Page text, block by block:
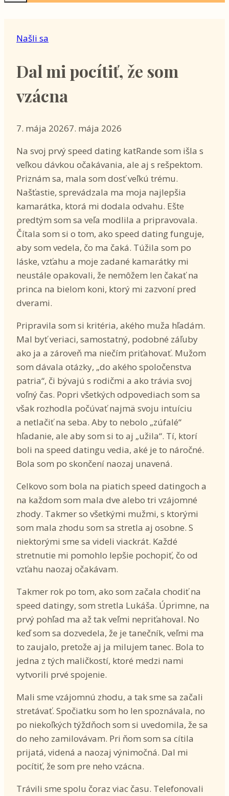
Našli sa
Dal mi pocítiť, že som
vzácna
7. mája 20267. mája 2026
Na svoj prvý speed dating katRande som išla s
veľkou dávkou očakávania, ale aj s rešpektom.
Priznám sa, mala som dosť veľkú trému.
Našťastie, sprevádzala ma moja najlepšia
kamarátka, ktorá mi dodala odvahu. Ešte
predtým som sa veľa modlila a pripravovala.
Čítala som si o tom, ako speed dating funguje,
aby som vedela, čo ma čaká. Túžila som po
láske, vzťahu a moje zadané kamarátky mi
neustále opakovali, že nemôžem len čakať na
princa na bielom koni, ktorý mi zazvoní pred
dverami.
Pripravila som si kritéria, akého muža hľadám.
Mal byť veriaci, samostatný, podobné záľuby
ako ja a zároveň ma niečím priťahovať. Mužom
som dávala otázky, „do akého spoločenstva
patria“, či bývajú s rodičmi a ako trávia svoj
voľný čas. Popri všetkých odpovediach som sa
však rozhodla počúvať najmä svoju intuíciu
a netlačiť na seba. Aby to nebolo „zúfalé“
hľadanie, ale aby som si to aj „užila“. Tí, ktorí
boli na speed datingu vedia, aké je to náročné.
Bola som po skončení naozaj unavená.
Celkovo som bola na piatich speed datingoch a
na každom som mala dve alebo tri vzájomné
zhody. Takmer so všetkými mužmi, s ktorými
som mala zhodu som sa stretla aj osobne. S
niektorými sme sa videli viackrát. Každé
stretnutie mi pomohlo lepšie pochopiť, čo od
vzťahu naozaj očakávam.
Takmer rok po tom, ako som začala chodiť na
speed datingy, som stretla Lukáša. Úprimne, na
prvý pohľad ma až tak veľmi nepriťahoval. No
keď som sa dozvedela, že je tanečník, veľmi ma
to zaujalo, pretože aj ja milujem tanec. Bola to
jedna z tých maličkostí, ktoré medzi nami
vytvorili prvé spojenie.
Mali sme vzájomnú zhodu, a tak sme sa začali
stretávať. Spočiatku som ho len spoznávala, no
po niekoľkých týždňoch som si uvedomila, že sa
do neho zamilovávam. Pri ňom som sa cítila
prijatá, videná a naozaj výnimočná. Dal mi
pocítiť, že som pre neho vzácna.
Trávili sme spolu čoraz viac času. Telefonovali